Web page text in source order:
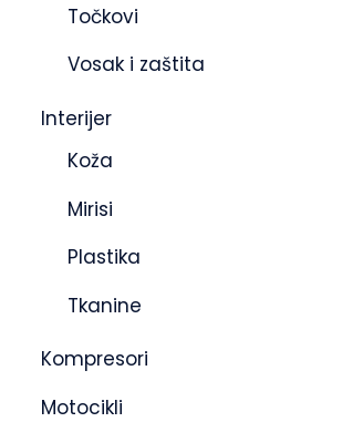
Točkovi
Vosak i zaštita
Interijer
Koža
Mirisi
Plastika
Tkanine
Kompresori
Motocikli